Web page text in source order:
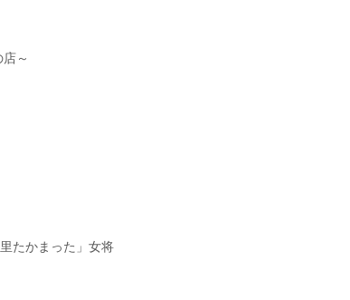
～
たかまった」女将